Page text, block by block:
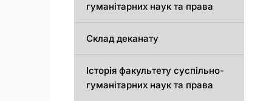
гуманітарних наук та права
Склад деканату
Історія факультету суспільно-
гуманітарних наук та права